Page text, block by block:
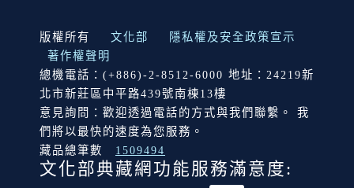
:::
版權所有 文化部
隱私權及安全政策宣示
著作權聲明
總機電話：(+886)-2-8512-6000 地址：24219新
北市新莊區中平路439號南棟13樓
意見詢問：歡迎透過電話的方式與我們聯繫。 我
們將以最快的速度為您服務。
藏品總筆數
1509494
文化部典藏網功能服務滿意度: